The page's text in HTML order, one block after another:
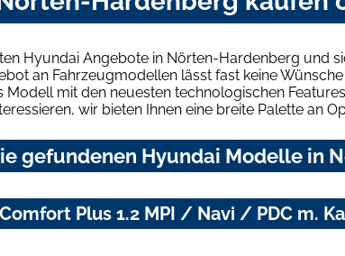
Hyundai Angebote in Nörten-Hardenberg und
an Fahrzeugmodellen lässt fast keine Wünsche
Modell mit den neuesten technologischen
wir bieten Ihnen eine breite Palette an
gefundenen Hyundai Modelle in
Plus 1.2 MPI / Navi / PDC m.